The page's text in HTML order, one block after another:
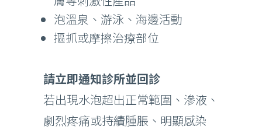
泡溫泉、游泳、海邊活動
摳抓或摩擦治療部位
請立即通知診所並回診
若出現水泡超出正常範圍、滲液、
劇烈疼痛或持續腫脹、明顯感染